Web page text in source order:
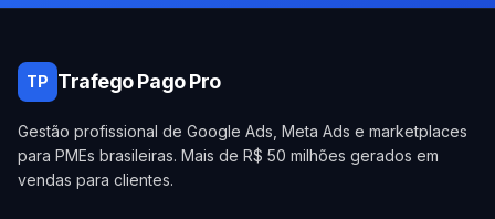
TP Trafego Pago Pro
Gestão profissional de Google Ads, Meta Ads e marketplaces
para PMEs brasileiras. Mais de R$ 50 milhões gerados em
vendas para clientes.